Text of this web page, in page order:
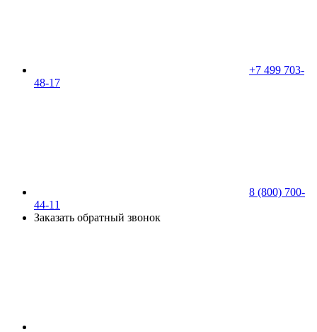
+7 499 703-
48-17
8 (800) 700-
44-11
Заказать обратный звонок